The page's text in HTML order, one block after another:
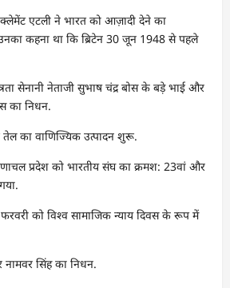
क्लेमेंट एटली ने भारत को आज़ादी देने का
कहना था कि ब्रिटेन 30 जून 1948 से पहले
सेनानी नेताजी सुभाष चंद्र बोस के बड़े भाई और
का निधन.
तेल का वाणिज्यिक उत्पादन शुरू.
प्रदेश को भारतीय संघ का क्रमश: 23वां और
फरवरी को विश्व सामाजिक न्याय दिवस के रूप में
नामवर सिंह का निधन.